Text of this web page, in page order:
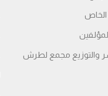
والتوزيع مجمع لطرش